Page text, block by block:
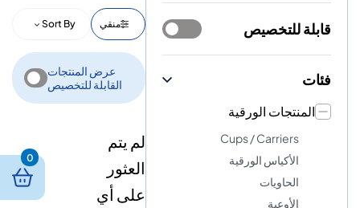
قابلة للتخصيص
فئات
المنتجات الورقية
Cups / Carriers
الأكياس الورقية
الحاويات
الأوعية
منقي Sort By
عرض المنتجات
القابلة للتخصيص
لم يتم
العثور
على أي
0